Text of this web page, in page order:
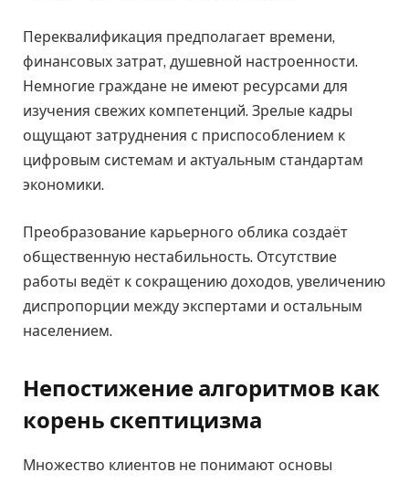
Переквалификация предполагает времени,
финансовых затрат, душевной настроенности.
Немногие граждане не имеют ресурсами для
изучения свежих компетенций. Зрелые кадры
ощущают затруднения с приспособлением к
цифровым системам и актуальным стандартам
экономики.
Преобразование карьерного облика создаёт
общественную нестабильность. Отсутствие
работы ведёт к сокращению доходов, увеличению
диспропорции между экспертами и остальным
населением.
Непостижение алгоритмов как
корень скептицизма
Множество клиентов не понимают основы